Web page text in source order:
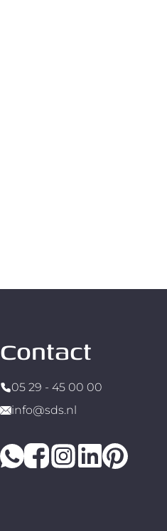
Contact
05 29 - 45 00 00
info@sds.nl